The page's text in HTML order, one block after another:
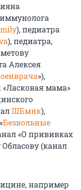
иммунолога
), педиатра
), педиатра,
Алексея
»),
«Ласковая мама»
ШБмнк),
Безвольные
«О прививках
(канал
например